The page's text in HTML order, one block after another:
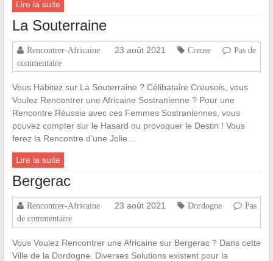
Lire la suite
La Souterraine
Rencontrer-Africaine 23 août 2021 Creuse
Pas de
commentaire
Vous Habitez sur La Souterraine ? Célibataire Creusois, vous
Voulez Rencontrer une Africaine Sostranienne ? Pour une
Rencontre Réussie avec ces Femmes Sostraniennes, vous
pouvez compter sur le Hasard ou provoquer le Destin ! Vous
ferez la Rencontre d’une Jolie…
Lire la suite
Bergerac
Rencontrer-Africaine 23 août 2021 Dordogne
Pas
de commentaire
Vous Voulez Rencontrer une Africaine sur Bergerac ? Dans cette
Ville de la Dordogne, Diverses Solutions existent pour la